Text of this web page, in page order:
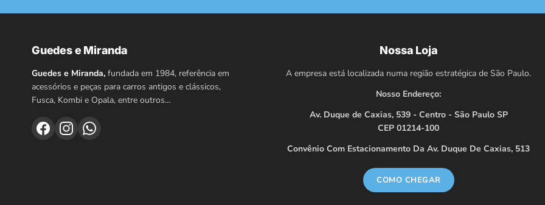
Guedes e Miranda
Guedes e Miranda, fundada em 1984, referência em
acessórios e peças para carros antigos e clássicos,
Fusca, Kombi e Opala, entre outros…
Nossa Loja
A empresa está localizada numa região estratégica de São Paulo.
Nosso Endereço:
Av. Duque de Caxias, 539 - Centro - São Paulo SP
CEP 01214-100
Convênio Com Estacionamento Da Av. Duque De Caxias, 513
COMO CHEGAR